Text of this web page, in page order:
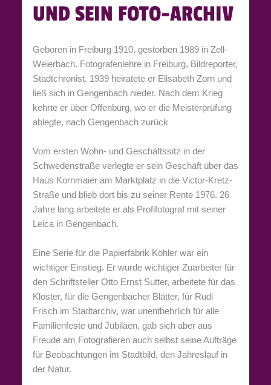
UND SEIN FOTO-ARCHIV
Geboren in Freiburg 1910, gestorben 1989 in Zell-
Weierbach. Fotografenlehre in Freiburg, Bildreporter,
Stadtchronist. 1939 heiratete er Elisabeth Zorn und
ließ sich in Gengenbach nieder. Nach dem Krieg
kehrte er über Offenburg, wo er die Meisterprüfung
ablegte, nach Gengenbach zurück
Vom ersten Wohn- und Geschäftssitz in der
Schwedenstraße verlegte er sein Geschäft über das
Haus Kornmaier am Marktplatz in die Victor-Kretz-
Straße und blieb dort bis zu seiner Rente 1976. 26
Jahre lang arbeitete er als Profifotograf mit seiner
Leica in Gengenbach.
Eine Serie für die Papierfabrik Köhler war ein
wichtiger Einstieg. Er wurde wichtiger Zuarbeiter für
den Schriftsteller Otto Ernst Sutter, arbeitete für das
Kloster, für die Gengenbacher Blätter, für Rudi
Frisch im Stadtarchiv, war unentbehrlich für alle
Familienfeste und Jubiläen, gab sich aber aus
Freude am Fotografieren auch selbst seine Aufträge
für Beobachtungen im Stadtbild, den Jahreslauf in
der Natur.